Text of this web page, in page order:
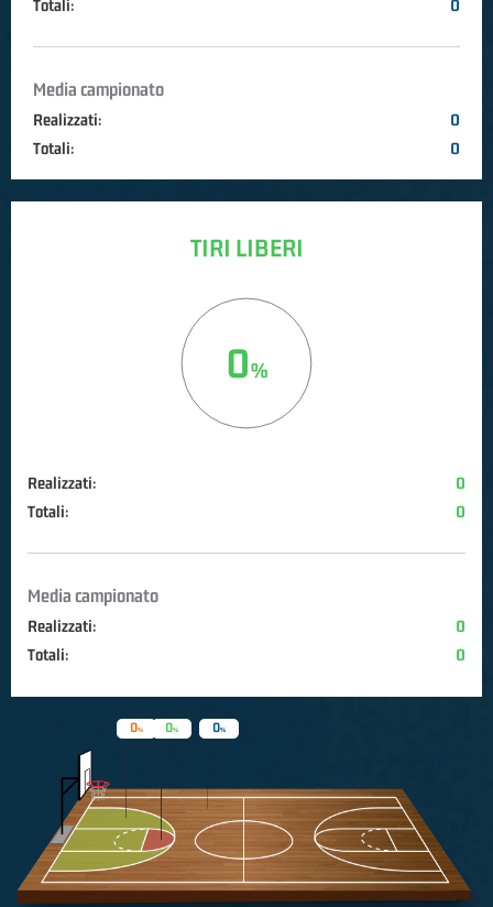
Totali: 0
Media campionato
Realizzati:
0
Totali:
0
TIRI LIBERI
0
Realizzati:
0
Totali:
0
Media campionato
Realizzati:
0
Totali:
0
0
0 0